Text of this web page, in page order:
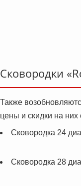
Сковородки
Также
цены и скидки на
Cковородка 24
Cковородка 28